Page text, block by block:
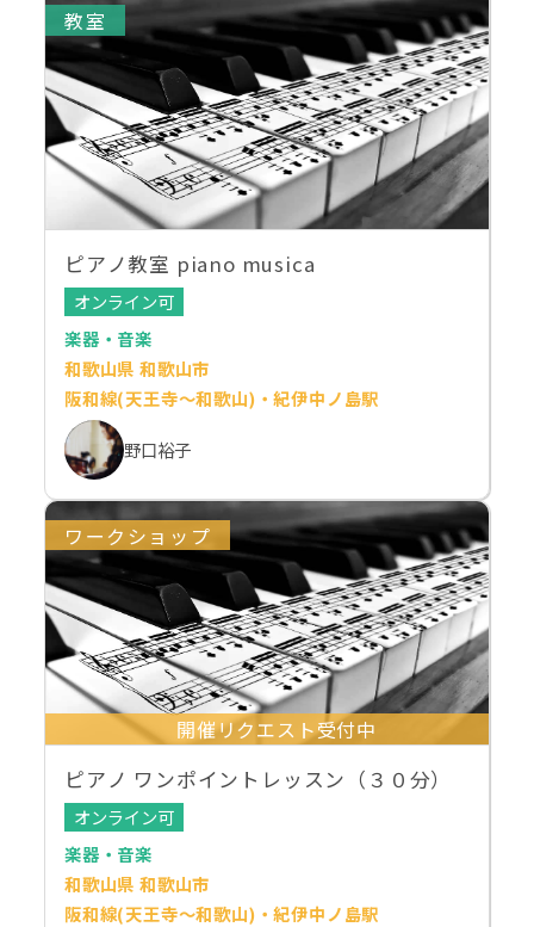
教室
ピアノ教室 piano musica
オンライン可
楽器・音楽
和歌山県 和歌山市
阪和線(天王寺～和歌山)・紀伊中ノ島駅
野口裕子
ワークショップ
開催リクエスト受付中
ピアノ ワンポイントレッスン（３０分）
オンライン可
楽器・音楽
和歌山県 和歌山市
阪和線(天王寺～和歌山)・紀伊中ノ島駅